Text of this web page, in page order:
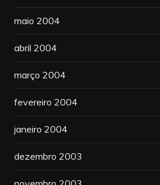
maio 2004
abril 2004
março 2004
fevereiro 2004
janeiro 2004
dezembro 2003